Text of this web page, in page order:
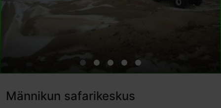
Männikun safarikeskus